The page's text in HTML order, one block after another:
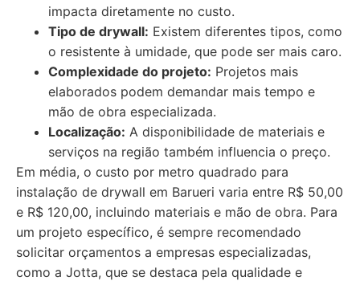
impacta diretamente no custo.
Tipo de drywall: Existem diferentes tipos, como
o resistente à umidade, que pode ser mais caro.
Complexidade do projeto: Projetos mais
elaborados podem demandar mais tempo e
mão de obra especializada.
Localização: A disponibilidade de materiais e
serviços na região também influencia o preço.
Em média, o custo por metro quadrado para
instalação de drywall em Barueri varia entre R$ 50,00
e R$ 120,00, incluindo materiais e mão de obra. Para
um projeto específico, é sempre recomendado
solicitar orçamentos a empresas especializadas,
como a Jotta, que se destaca pela qualidade e